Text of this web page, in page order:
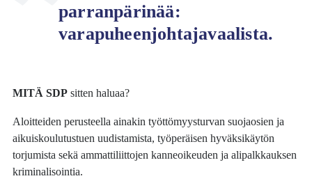
parranpärinää:
varapuheenjohtajavaalista.
MITÄ SDP sitten haluaa?
Aloitteiden perusteella ainakin työttömyysturvan suojaosien ja
aikuiskoulutustuen uudistamista, työperäisen hyväksikäytön
torjumista sekä ammattiliittojen kanneoikeuden ja alipalkkauksen
kriminalisointia.